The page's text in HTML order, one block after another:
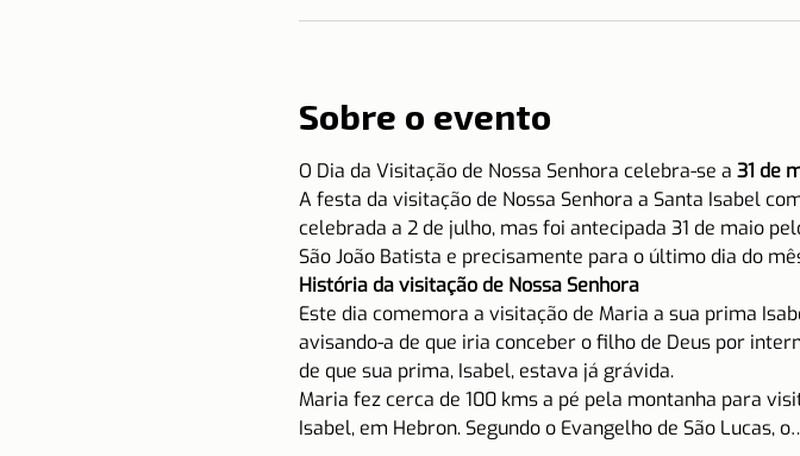
Sobre o evento
O Dia da Visitação de Nossa Senhora celebra-se a 31 de
A festa da visitação de Nossa Senhora a Santa Isabel
celebrada a 2 de julho, mas foi antecipada 31 de maio
São João Batista e precisamente para o último dia do
História da visitação de Nossa Senhora
Este dia comemora a visitação de Maria a sua prima
avisando-a de que iria conceber o filho de Deus por
de que sua prima, Isabel, estava já grávida.
Maria fez cerca de 100 kms a pé pela montanha para
Isabel, em Hebron. Segundo o Evangelho de São Lucas,